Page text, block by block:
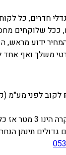
חדרים, כל
ככל שלוקחים
ידוע מראש,
משלך ואף אחד
החודשי הינו 45 ₪
מ"ר = 3 קוב
גדולים תינתן